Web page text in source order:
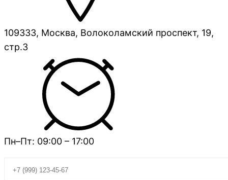
109333, Москва, Волоколамский проспект, 19,
стр.3
Пн–Пт: 09:00 – 17:00